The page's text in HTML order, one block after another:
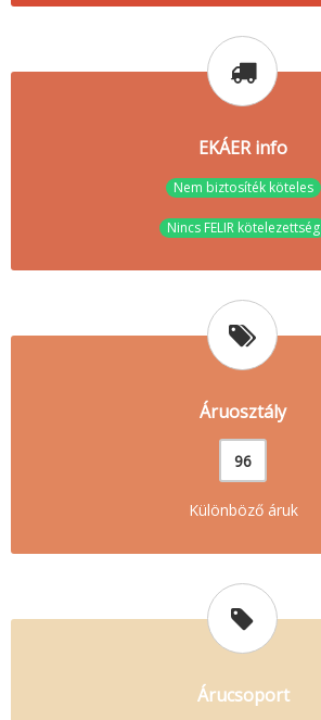
EKÁER info
Nem biztosíték köteles
Nincs FELIR kötelezettség
Áruosztály
96
Különböző áruk
Árucsoport